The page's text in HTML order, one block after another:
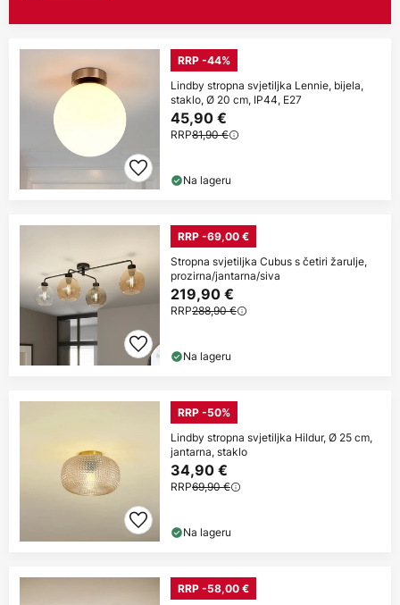
RRP -44%
Lindby stropna svjetiljka Lennie, bijela,
staklo, Ø 20 cm, IP44, E27
45,90 €
RRP81,90 €
Na lageru
RRP -69,00 €
Stropna svjetiljka Cubus s četiri žarulje,
prozirna/jantarna/siva
219,90 €
RRP288,90 €
Na lageru
RRP -50%
Lindby stropna svjetiljka Hildur, Ø 25 cm,
jantarna, staklo
34,90 €
RRP69,90 €
Na lageru
RRP -58,00 €